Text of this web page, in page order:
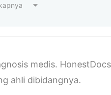
medis.
ahli dibidangnya.